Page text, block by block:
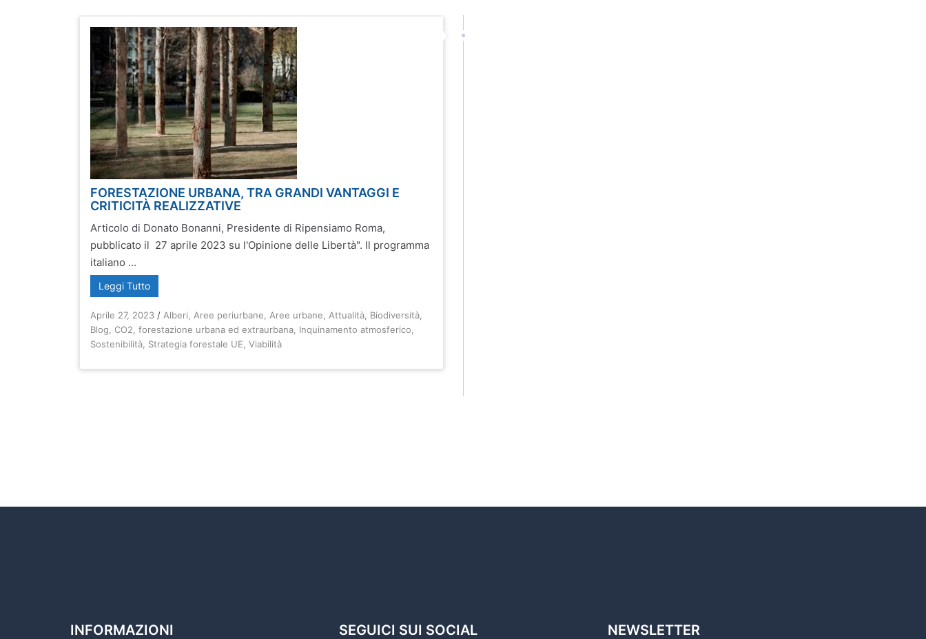
FORESTAZIONE URBANA, TRA GRANDI VANTAGGI E
CRITICITÀ REALIZZATIVE
Articolo di Donato Bonanni, Presidente di Ripensiamo Roma,
pubblicato il 27 aprile 2023 su l'Opinione delle Libertà". Il programma
italiano ...
Leggi Tutto
Aprile 27, 2023 / Alberi Aree periurbane Aree urbane Attualità Biodiversità
Blog ,CO2 ,forestazione urbana ed extraurbana Inquinamento atmosferico
Sostenibilità Strategia forestale UE ,Viabilità
INFORMAZIONI SEGUICI SUI SOCIAL NEWSLETTER